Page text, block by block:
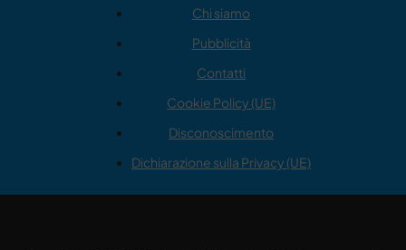
Chi siamo
Pubblicità
Contatti
Cookie Policy (UE)
Disconoscimento
Dichiarazione sulla Privacy (UE)